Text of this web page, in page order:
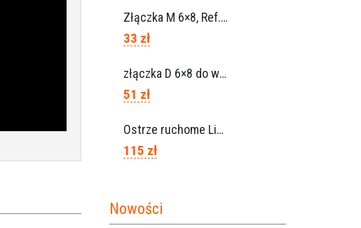
Złączka M 6×8, Ref. 0115.0102
33 zł
złączka D 6×8 do węża, Ref. 0113.0106
51 zł
Ostrze ruchome Lisam, Ref. A1208
115 zł
Nowości